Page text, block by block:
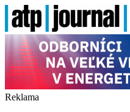
Reklama